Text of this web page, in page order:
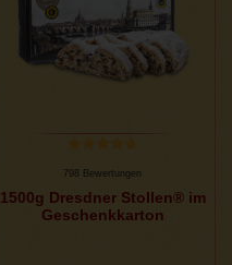
798 Bewertungen
1500g Dresdner Stollen® im
Geschenkkarton